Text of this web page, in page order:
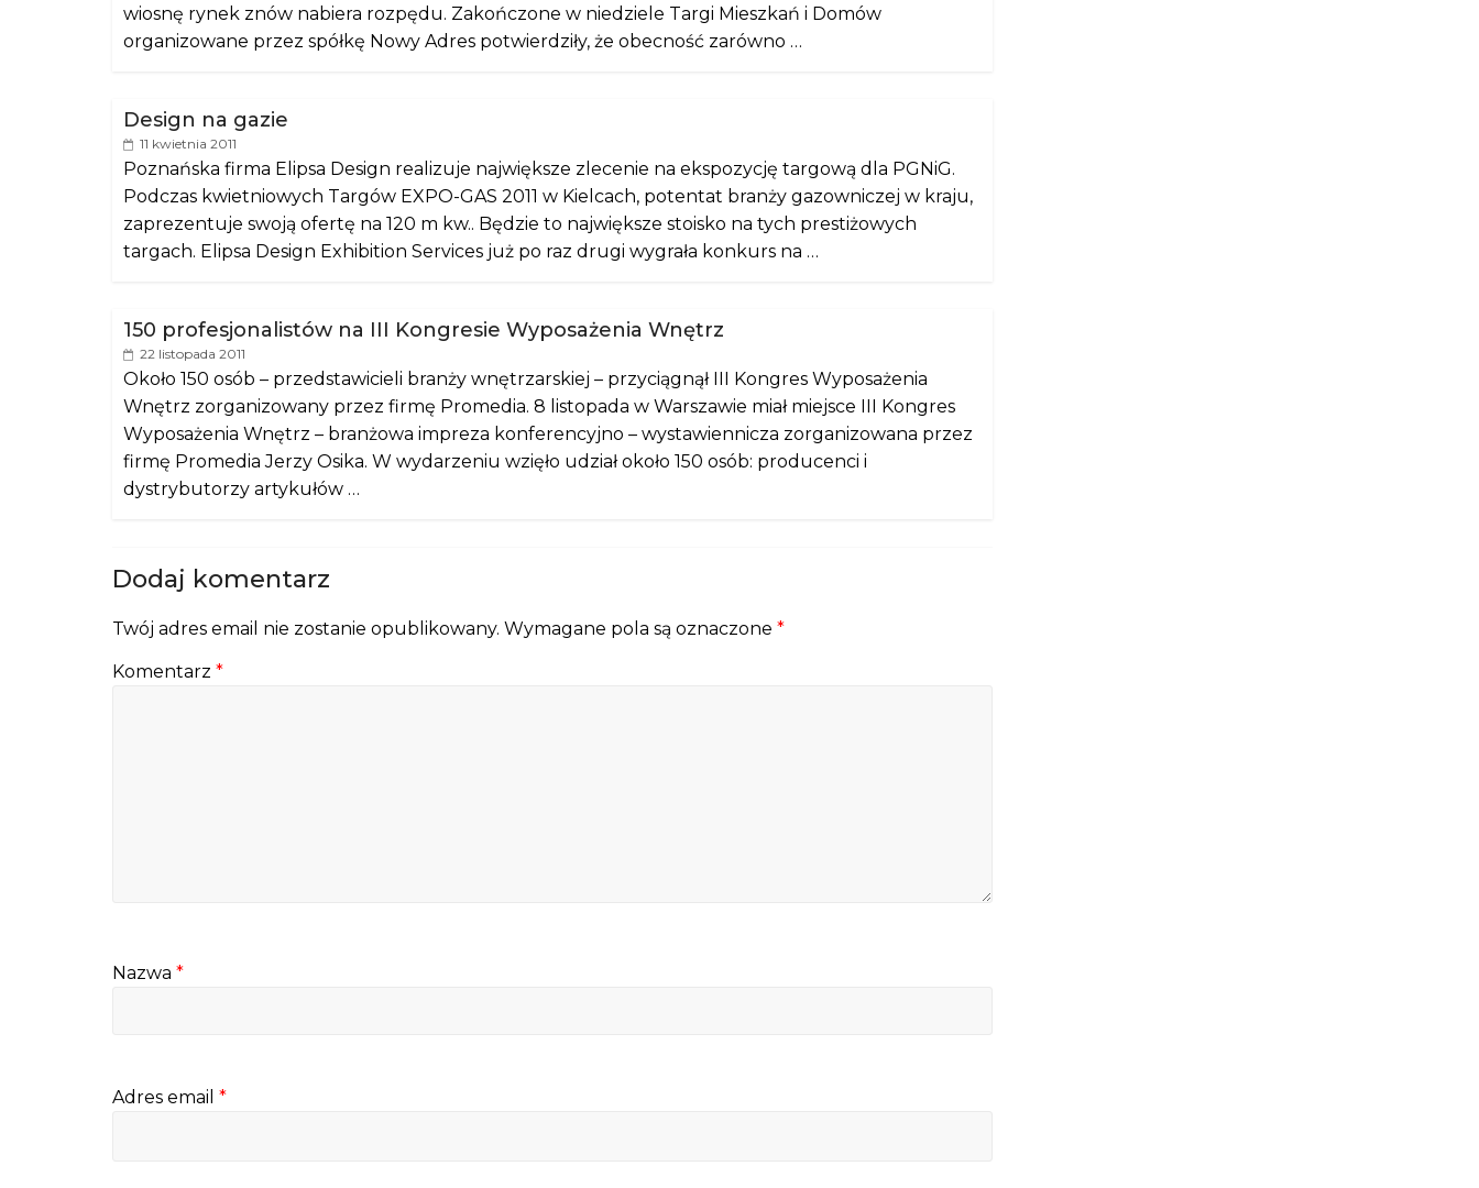
wiosnę rynek znów nabiera rozpędu. Zakończone w niedziele Targi Mieszkań i Domów
organizowane przez spółkę Nowy Adres potwierdziły, że obecność zarówno …
Design na gazie
11 kwietnia 2011
Poznańska firma Elipsa Design realizuje największe zlecenie na ekspozycję targową dla PGNiG.
Podczas kwietniowych Targów EXPO-GAS 2011 w Kielcach, potentat branży gazowniczej w kraju,
zaprezentuje swoją ofertę na 120 m kw.. Będzie to największe stoisko na tych prestiżowych
targach. Elipsa Design Exhibition Services już po raz drugi wygrała konkurs na …
150 profesjonalistów na III Kongresie Wyposażenia Wnętrz
22 listopada 2011
Około 150 osób – przedstawicieli branży wnętrzarskiej – przyciągnął III Kongres Wyposażenia
Wnętrz zorganizowany przez firmę Promedia. 8 listopada w Warszawie miał miejsce III Kongres
Wyposażenia Wnętrz – branżowa impreza konferencyjno – wystawiennicza zorganizowana przez
firmę Promedia Jerzy Osika. W wydarzeniu wzięło udział około 150 osób: producenci i
dystrybutorzy artykułów …
Dodaj komentarz
Twój adres email nie zostanie opublikowany. Wymagane pola są oznaczone *
Komentarz *
Nazwa *
Adres email *